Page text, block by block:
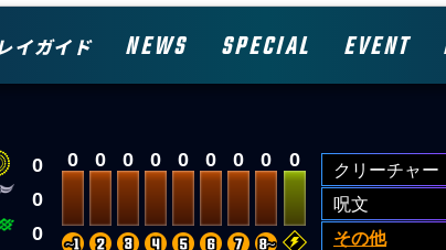
イガイド NEWS SPECIAL EVENT
0
0
0
0 0 0 0 0 0 0 0 0 クリーチャー
呪文
その他